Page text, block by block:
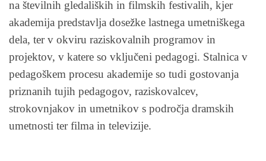
na številnih gledaliških in filmskih festivalih, kjer
akademija predstavlja dosežke lastnega umetniškega
dela, ter v okviru raziskovalnih programov in
projektov, v katere so vključeni pedagogi. Stalnica v
pedagoškem procesu akademije so tudi gostovanja
priznanih tujih pedagogov, raziskovalcev,
strokovnjakov in umetnikov s področja dramskih
umetnosti ter filma in televizije.